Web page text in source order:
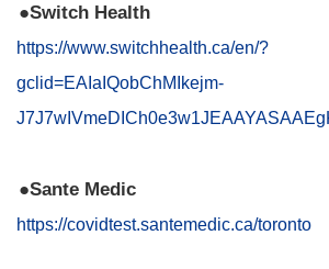
●Switch Health
https://www.switchhealth.ca/en/?
gclid=EAIaIQobChMIkejm-
●Sante Medic
https://covidtest.santemedic.ca/toronto